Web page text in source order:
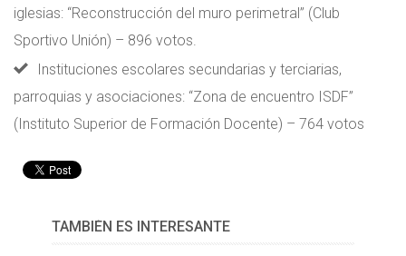
iglesias: “Reconstrucción del muro perimetral” (Club
Sportivo Unión) – 896 votos.
Instituciones escolares secundarias y terciarias,
parroquias y asociaciones: “Zona de encuentro ISDF”
(Instituto Superior de Formación Docente) – 764 votos
TAMBIÉN ES INTERESANTE